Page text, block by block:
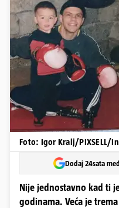
Foto: Igor Kralj/PIXSELL/
Dodaj 24sata
Nije jednostavno kad ti
godinama. Veća je